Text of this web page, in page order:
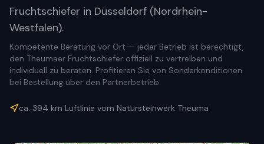
Fruchtschiefer in Düsseldorf (Nordrhein-
Westfalen).
Kompetente Beratung vor Ort — jeder Betrieb ist berechtigt,
den Theumaer Fruchtschiefer offiziell zu vertreiben und
individuell zu beraten. Profitieren Sie von Sonderkonditionen
bei Bestellung über den Partnerbetrieb.
ca. 394 km Luftlinie vom Natursteinwerk Theuma